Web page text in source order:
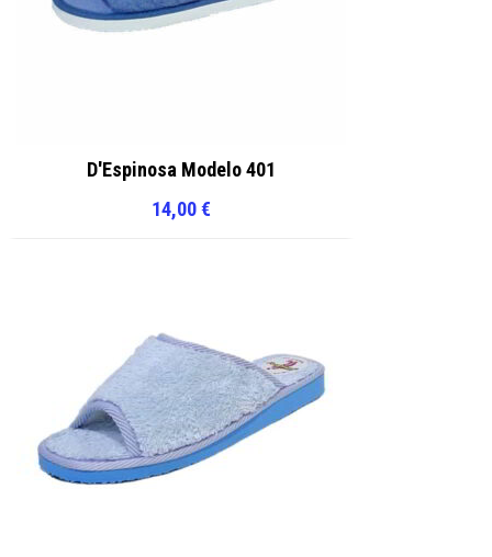
D'Espinosa Modelo 401
14,00€